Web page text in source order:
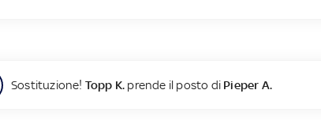
Sostituzione! Topp K. prende il posto di Pieper A.